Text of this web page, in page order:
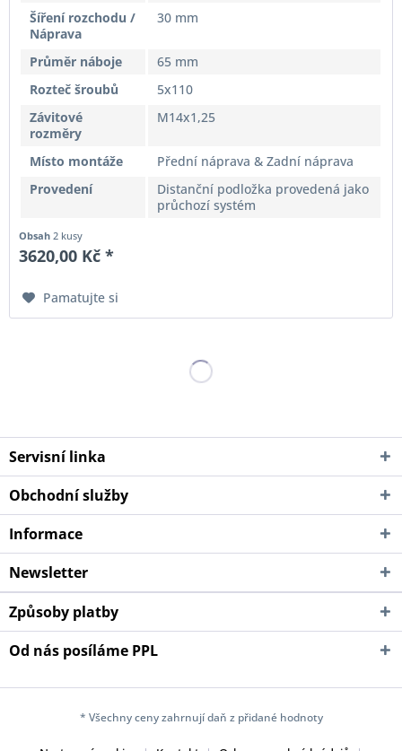
Šíření rozchodu /
Náprava
30 mm
Průměr náboje
65 mm
Rozteč šroubů
5x110
Závitové
rozměry
M14x1,25
Místo montáže
Přední náprava & Zadní náprava
Provedení
Distanční podložka provedená jako
průchozí systém
Obsah2 kusy
3620,00 Kč *
Pamatujte si
Servisní linka
Obchodní služby
Informace
Newsletter
Způsoby platby
Od nás posíláme PPL
* Všechny ceny zahrnují daň z přidané hodnoty